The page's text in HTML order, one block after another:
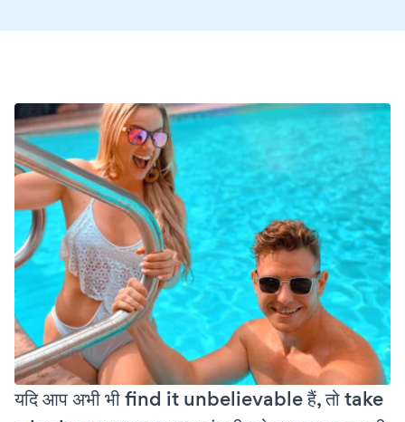
यदि आप अभी भी find it unbelievable हैं, तो take